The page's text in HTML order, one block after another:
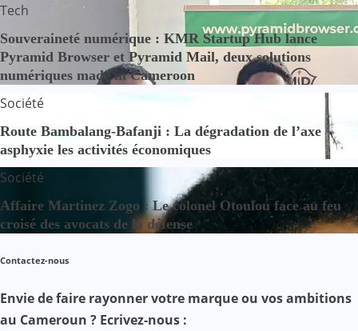
Tech
Souveraineté numérique : KMR Startup Hub lance
Pyramid Browser et Pyramid Mail, deux solutions
numériques made in Cameroon
Société
Route Bambalang-Bafanji : La dégradation de l’axe
asphyxie les activités économiques
Société
Affaire Martinez Zogo : Le colonel Otoulou face au feu
croisé des avocats de la défense
Contactez-nous
Envie de faire rayonner votre marque ou vos ambitions
au Cameroun ? Ecrivez-nous :